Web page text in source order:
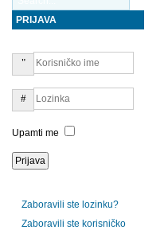
PRIJAVA
Upamti me
Zaboravili ste lozinku?
Zaboravili ste korisničko